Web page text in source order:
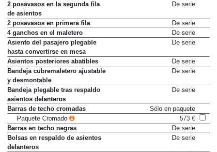
2 posavasos en la segunda fila
de asientos
De serie
2 posavasos en primera fila
De serie
4 ganchos en el maletero
De serie
Asiento del pasajero plegable
hasta convertirse en mesa
De serie
Asientos posteriores abatibles
De serie
Bandeja cubremaletero ajustable
y desmontable
De serie
Bandeja plegable tras respaldo
asientos delanteros
De serie
Barras de techo cromadas
Sólo en paquete
Paquete Cromado
573 €
Barras en techo negras
De serie
Bolsas en respaldo de asientos
delanteros
De serie